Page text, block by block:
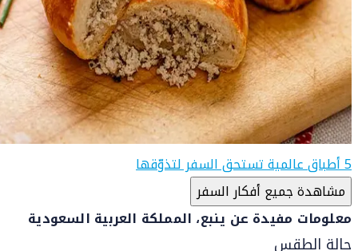
5 أطباق عالمية تستحق السفر لتذوّقها
مشاهدة جميع أفكار السفر
معلومات مفيدة عن ينبع، المملكة العربية السعودية
حالة الطقس